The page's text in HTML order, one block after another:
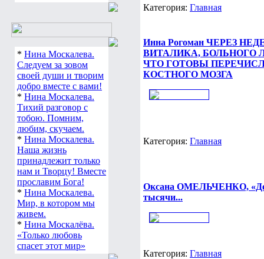
* Нина Москалева.
Следуем за зовом
своей души и творим
добро вместе с вами!
* Нина Москалева.
Тихий разговор с
тобою. Помним,
любим, скучаем.
* Нина Москалева.
Наша жизнь
принадлежит только
нам и Творцу! Вместе
прославим Бога!
* Нина Москалева.
Мир, в котором мы
живем.
* Нина Москалёва.
«Только любовь
спасет этот мир»
Категория: Главная
Инна Рогоман ЧЕРЕЗ
ВИТАЛИКА, БОЛЬНОГО
ЧТО ГОТОВЫ
КОСТНОГО МОЗГА
Категория: Главная
Оксана ОМЕЛЬЧЕНКО,
тысячи...
Категория: Главная